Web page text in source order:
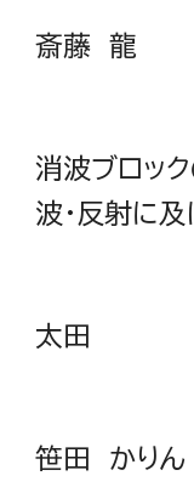
斎藤 龍
消波ブロッ
波・反射に
太田
笹田 かりん